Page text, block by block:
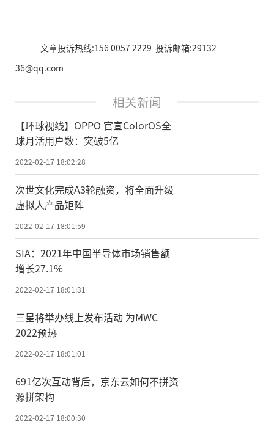
文章投诉热线:156 0057 2229 投诉邮箱:29132
36@qq.com
相关新闻
【环球视线】OPPO 官宣ColorOS全
球月活用户数：突破5亿
2022-02-17 18:02:28
次世文化完成A3轮融资，将全面升级
虚拟人产品矩阵
2022-02-17 18:01:59
SIA：2021年中国半导体市场销售额
增长27.1%
2022-02-17 18:01:31
三星将举办线上发布活动 为MWC
2022预热
2022-02-17 18:01:01
691亿次互动背后，京东云如何不拼资
源拼架构
2022-02-17 18:00:30